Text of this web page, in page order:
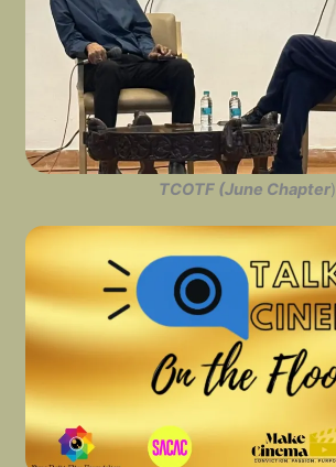
TCOTF (June Chapter)